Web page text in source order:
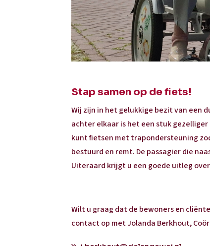
Stap samen op de fiets!
Wij zijn in het gelukkige bezit van een
achter elkaar is het een stuk
kunt fietsen met trapondersteuning
bestuurd en remt. De passagier die
Uiteraard krijgt u een goede uitleg
Wilt u graag dat de bewoners en
contact op met Jolanda Berkhout,